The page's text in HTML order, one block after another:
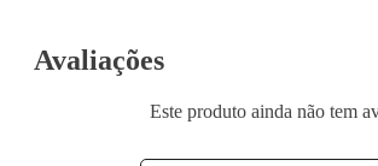
Avaliações
Este produto ainda não tem